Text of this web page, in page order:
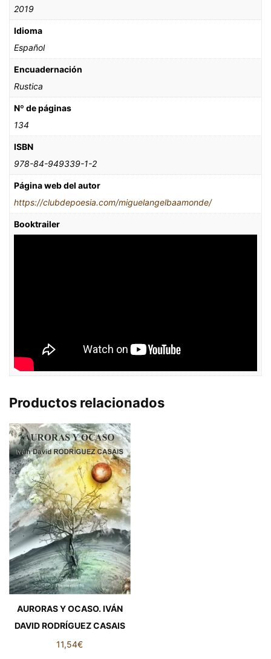
2019
Idioma
Español
Encuadernación
Rustica
Nº de páginas
134
ISBN
978-84-949339-1-2
Página web del autor
https://clubdepoesia.com/miguelangelbaamonde/
Booktrailer
Productos relacionados
AURORAS Y OCASO. IVÁN
DAVID RODRÍGUEZ CASAIS
11,54€